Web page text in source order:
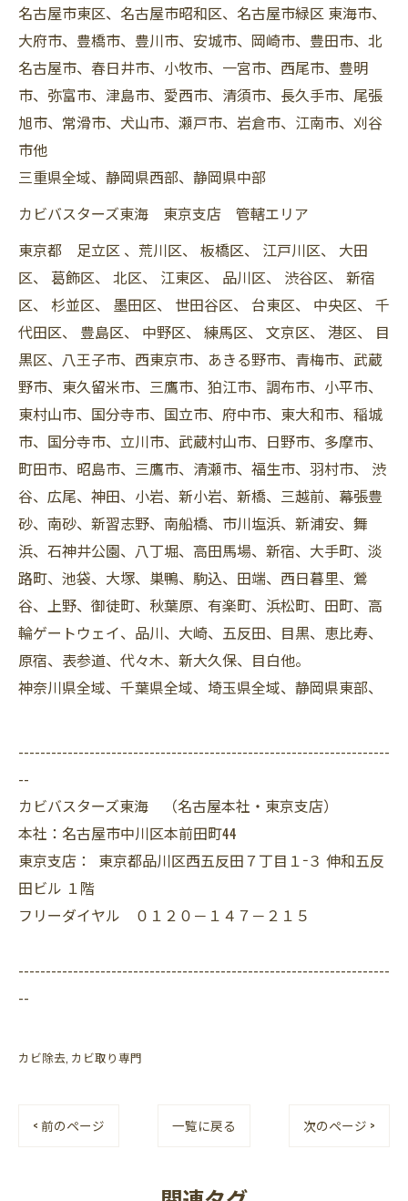
名古屋市東区、名古屋市昭和区、名古屋市緑区 東海市、
大府市、豊橋市、豊川市、安城市、岡崎市、豊田市、北
名古屋市、春日井市、小牧市、一宮市、西尾市、豊明
市、弥富市、津島市、愛西市、清須市、長久手市、尾張
旭市、常滑市、犬山市、瀬戸市、岩倉市、江南市、刈谷
市他
三重県全域、静岡県西部、静岡県中部
カビバスターズ東海 東京支店 管轄エリア
東京都 足立区 、荒川区、 板橋区、 江戸川区、 大田
区、 葛飾区、 北区、 江東区、 品川区、 渋谷区、 新宿
区、 杉並区、 墨田区、 世田谷区、 台東区、 中央区、 千
代田区、 豊島区、 中野区、 練馬区、 文京区、 港区、 目
黒区、八王子市、西東京市、あきる野市、青梅市、武蔵
野市、東久留米市、三鷹市、狛江市、調布市、小平市、
東村山市、国分寺市、国立市、府中市、東大和市、稲城
市、国分寺市、立川市、武蔵村山市、日野市、多摩市、
町田市、昭島市、三鷹市、清瀬市、福生市、羽村市、 渋
谷、広尾、神田、小岩、新小岩、新橋、三越前、幕張豊
砂、南砂、新習志野、南船橋、市川塩浜、新浦安、舞
浜、石神井公園、八丁堀、高田馬場、新宿、大手町、淡
路町、池袋、大塚、巣鴨、駒込、田端、西日暮里、鶯
谷、上野、御徒町、秋葉原、有楽町、浜松町、田町、高
輪ゲートウェイ、品川、大崎、五反田、目黒、恵比寿、
原宿、表参道、代々木、新大久保、目白他。
神奈川県全域、千葉県全域、埼玉県全域、静岡県東部、
--------------------------------------------------------------------
--
カビバスターズ東海 （名古屋本社・東京支店）
本社：名古屋市中川区本前田町44
東京支店： 東京都品川区西五反田７丁目１−３ 伸和五反
田ビル １階
フリーダイヤル ０１２０－１４７－２１５
--------------------------------------------------------------------
--
カビ除去 カビ取り専門
< 前のページ 一覧に戻る 次のページ >